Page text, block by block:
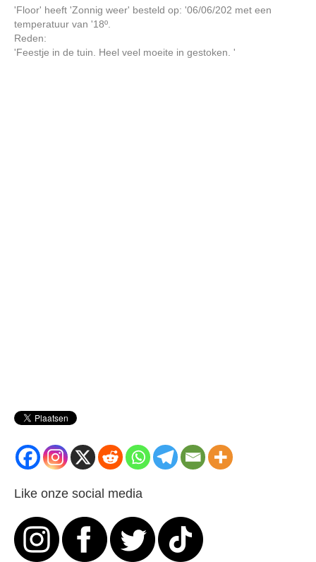
'Floor' heeft 'Zonnig weer' besteld op: '06/06/202 met een
temperatuur van '18º.
Reden:
'Feestje in de tuin. Heel veel moeite in gestoken. '
Like onze social media